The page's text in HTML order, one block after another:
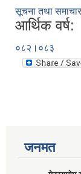
सूचना तथा समाचार
आर्थिक वर्ष:
०८२।०८३
जनमत